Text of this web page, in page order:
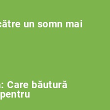
un somn mai
Care băutură